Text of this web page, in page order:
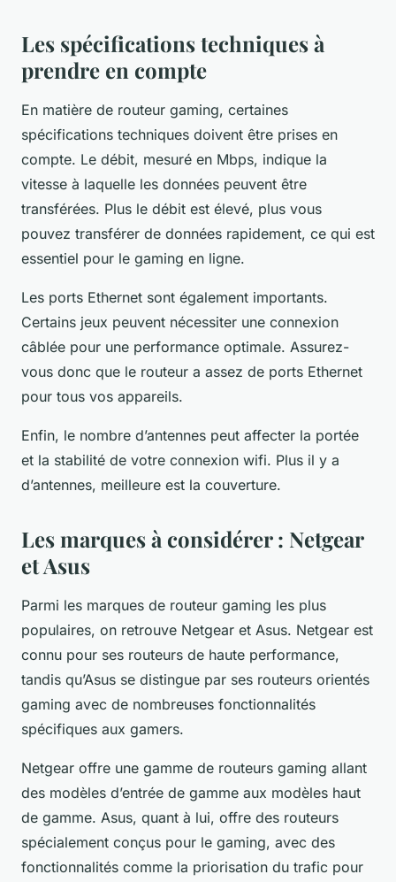
Les spécifications techniques à
prendre en compte
En matière de routeur gaming, certaines
spécifications techniques doivent être prises en
compte. Le débit, mesuré en Mbps, indique la
vitesse à laquelle les données peuvent être
transférées. Plus le débit est élevé, plus vous
pouvez transférer de données rapidement, ce qui est
essentiel pour le gaming en ligne.
Les ports Ethernet sont également importants.
Certains jeux peuvent nécessiter une connexion
câblée pour une performance optimale. Assurez-
vous donc que le routeur a assez de ports Ethernet
pour tous vos appareils.
Enfin, le nombre d’antennes peut affecter la portée
et la stabilité de votre connexion wifi. Plus il y a
d’antennes, meilleure est la couverture.
Les marques à considérer : Netgear
et Asus
Parmi les marques de routeur gaming les plus
populaires, on retrouve Netgear et Asus. Netgear est
connu pour ses routeurs de haute performance,
tandis qu’Asus se distingue par ses routeurs orientés
gaming avec de nombreuses fonctionnalités
spécifiques aux gamers.
Netgear offre une gamme de routeurs gaming allant
des modèles d’entrée de gamme aux modèles haut
de gamme. Asus, quant à lui, offre des routeurs
spécialement conçus pour le gaming, avec des
fonctionnalités comme la priorisation du trafic pour